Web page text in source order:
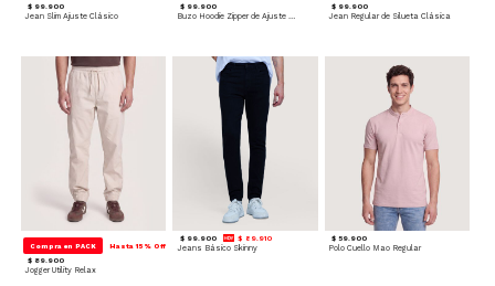
$ 99.900
Jean Slim Ajuste Clásico
$ 99.900 $ 99.900
Jean Regular de Silueta Clásica
Compra en PACK Hasta 15% Off
$ 89.900
Jogger Utility Relax
$ 99.900 $ 89.910
Jeans Básico Skinny
$ 59.900
Polo Cuello Mao Regular